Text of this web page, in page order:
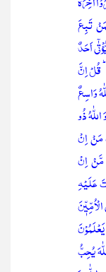
لِمَنۡ تَبِعَ
اَحَدٌ
قُلۡ اِنَّ
وَاسِعٌ
ذُو
مَنۡ اِنۡ
مَّنۡ اِنۡ
عَلَیۡہِ
یُحِبُّ